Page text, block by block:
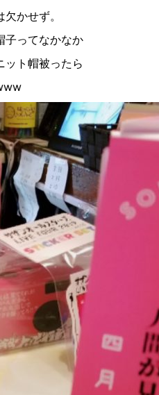
かせず。
子ってなかなか
ット帽被ったら